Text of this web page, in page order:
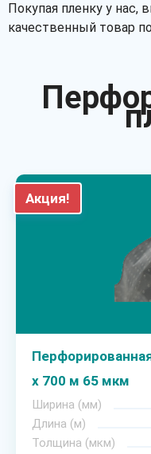
Покупая пленку у нас,
качественный товар
Акция!
х 700 м 65 мкм
Ширина (мм)
Длина (м)
Толщина (мкм)